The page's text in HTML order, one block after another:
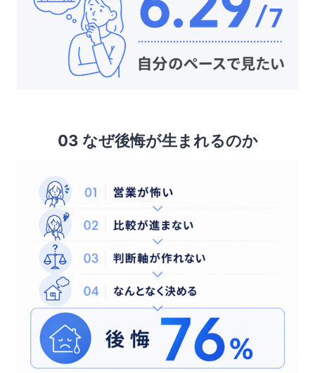
03 なぜ後悔が生まれるのか